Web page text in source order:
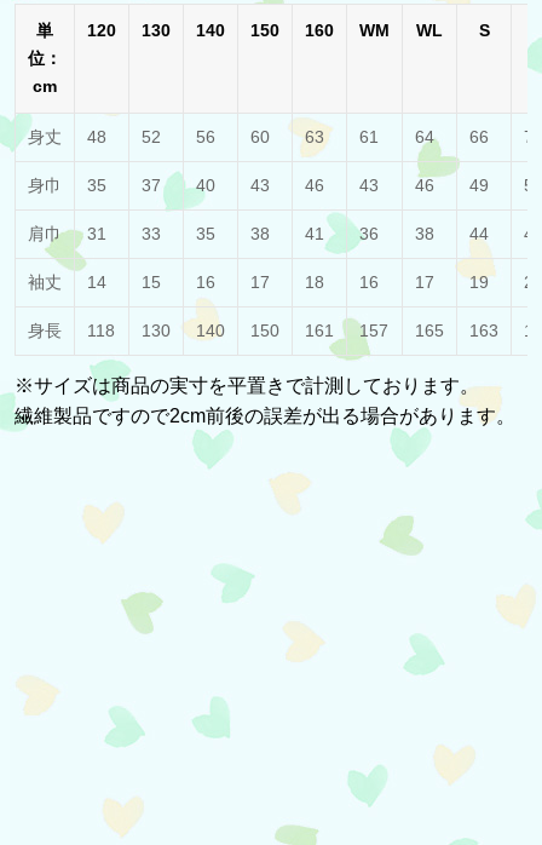
単
位：
cm
120 130 140 150 160 WM WL S
身丈 48 52 56 60 63 61 64 66 70
身巾 35 37 40 43 46 43 46 49 52
肩巾 31 33 35 38 41 36 38 44 47
袖丈 14 15 16 17 18 16 17 19 20
身長 118 130 140 150 161 157 165 163
※サイズは商品の実寸を平置きで計測しております。
繊維製品ですので2cm前後の誤差が出る場合があります。